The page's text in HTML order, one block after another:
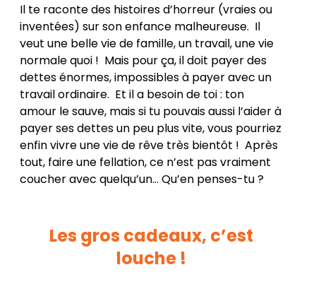
Il te raconte des histoires d’horreur (vraies ou
inventées) sur son enfance malheureuse. Il
veut une belle vie de famille, un travail, une vie
normale quoi ! Mais pour ça, il doit payer des
dettes énormes, impossibles à payer avec un
travail ordinaire. Et il a besoin de toi : ton
amour le sauve, mais si tu pouvais aussi l’aider à
payer ses dettes un peu plus vite, vous pourriez
enfin vivre une vie de rêve très bientôt ! Après
tout, faire une fellation, ce n’est pas vraiment
coucher avec quelqu’un… Qu’en penses-tu ?
Les gros cadeaux, c’est
louche !